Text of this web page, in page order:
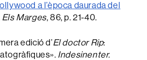
a l’època daurada del
Els Marges, 86, p. 21-40.
edició d’El doctor Rip:
Indesinenter.